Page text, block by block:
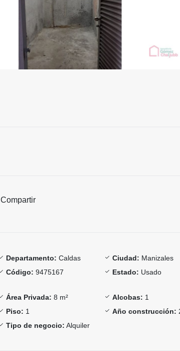
Compartir
Departamento: Caldas Ciudad: Manizales
Código: 9475167 Estado: Usado
Área Privada: 8 m² Alcobas: 1
Piso: 1 Año construcción:
Tipo de negocio: Alquiler